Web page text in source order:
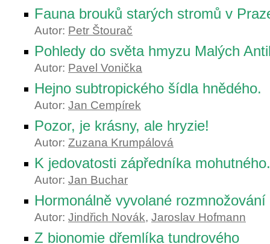
Fauna brouků starých stromů v
Autor: Petr Štourač
Pohledy do světa hmyzu Malých
Autor: Pavel Vonička
Hejno subtropického šídla hnědého.
Autor: Jan Cempírek
Pozor, je krásny, ale hryzie!
Autor: Zuzana Krumpálová
K jedovatosti zápředníka mohutného.
Autor: Jan Buchar
Hormonálně vyvolané
Autor: Jindřich Novák, Jaroslav Hofmann
Z bionomie dřemlíka tundrového